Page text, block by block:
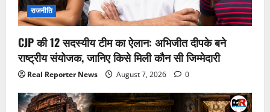
राजनीति
CJP की 12 सदस्यीय टीम का ऐलान: अभिजीत दीपके बने
राष्ट्रीय संयोजक, जानिए किसे मिली कौन सी जिम्मेदारी
Real Reporter News August 7, 2026 0